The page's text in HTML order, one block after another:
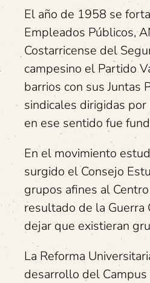
El año de 1958 se
Empleados Públicos,
Costarricense del
campesino el Partido
barrios con sus Juntas
sindicales dirigidas
en ese sentido fue
En el movimiento
surgido el Consejo
grupos afines al
resultado de la
dejar que existieran
La Reforma
desarrollo del Campus